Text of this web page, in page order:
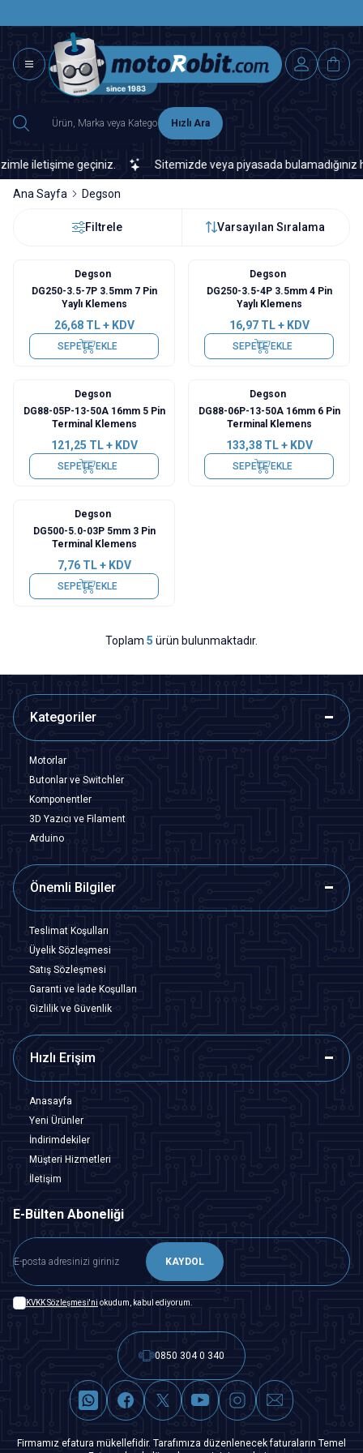
Hızlı Ara
iletişime geçiniz. Sitemizde veya piyasada bulamadığınız
Ana Sayfa Degson
Filtrele Varsayılan Sıralama
Degson
DG250-3.5-7P 3.5mm 7 Pin
Yaylı Klemens
26,68TL + KDV
SEPETE EKLE
Degson
DG250-3.5-4P 3.5mm 4 Pin
Yaylı Klemens
16,97TL + KDV
SEPETE EKLE
Degson
DG88-05P-13-50A 16mm 5 Pin
Terminal Klemens
121,25 TL + KDV
SEPETE EKLE
Degson
DG88-06P-13-50A 16mm 6 Pin
Terminal Klemens
133,38TL + KDV
SEPETE EKLE
Degson
DG500-5.0-03P 5mm 3 Pin
Terminal Klemens
7,76TL + KDV
SEPETE EKLE
Toplam 5 ürün bulunmaktadır.
Kategoriler
Motorlar
Butonlar ve Switchler
Komponentler
3D Yazıcı ve Filament
Arduino
Önemli Bilgiler
Teslimat Koşulları
Üyelik Sözleşmesi
Satış Sözleşmesi
Garanti ve İade Koşulları
Gizlilik ve Güvenlik
Hızlı Erişim
Anasayfa
Yeni Ürünler
İndirimdekiler
Müşteri Hizmetleri
İletişim
E-Bülten Aboneliği
KAYDOL
KVKK Sözleşmesi'ni okudum, kabul ediyorum.
0850 304 0 340
Firmamız efatura mükellefidir. Tarafımıza düzenlenecek faturaların Temel